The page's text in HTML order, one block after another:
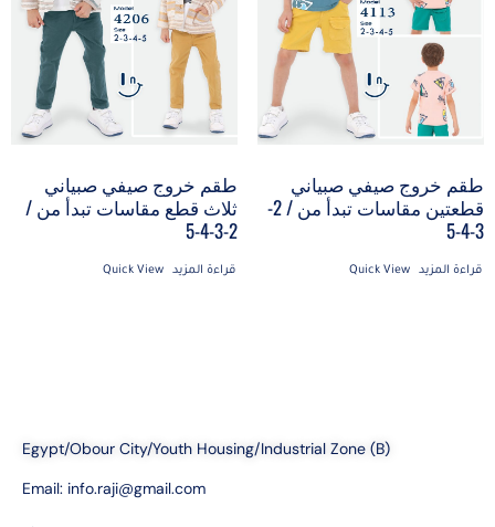
طقم خروج صيفي صبياني
قطعتين مقاسات تبدأ من / 2-
3-4-5
قراءة المزيد Quick View
طقم خروج صيفي صبياني
ثلاث قطع مقاسات تبدأ من /
2-3-4-5
قراءة المزيد Quick View
Egypt/Obour City/Youth Housing/Industrial Zone (B)
Email: info.raji@gmail.com